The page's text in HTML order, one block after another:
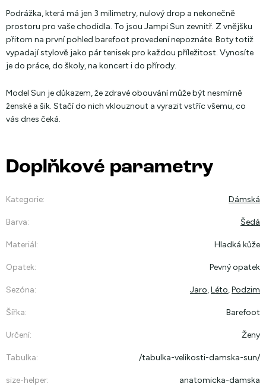
Podrážka, která má jen 3 milimetry, nulový drop a nekonečně
prostoru pro vaše chodidla. To jsou Jampi Sun zevnitř. Z vnějšku
přitom na první pohled barefoot provedení nepoznáte. Boty totiž
vypadají stylově jako pár tenisek pro každou příležitost. Vynosíte
je do práce, do školy, na koncert i do přírody.
Model Sun je důkazem, že zdravé obouvání může být nesmírně
ženské a šik. Stačí do nich vklouznout a vyrazit vstříc všemu, co
vás dnes čeká.
Doplňkové parametry
Kategorie: Dámská
Barva: Šedá
Materiál: Hladká kůže
Opatek: Pevný opatek
Sezóna: Jaro,Léto,Podzim
Šířka: Barefoot
Určení: Ženy
Tabulka: /tabulka-velikosti-damska-sun/
size-helper: anatomicka-damska